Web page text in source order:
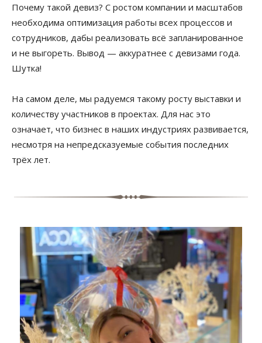
Почему такой девиз? С ростом компании и масштабов
необходима оптимизация работы всех процессов и
сотрудников, дабы реализовать всё запланированное
и не выгореть. Вывод — аккуратнее с девизами года.
Шутка!
На самом деле, мы радуемся такому росту выставки и
количеству участников в проектах. Для нас это
означает, что бизнес в наших индустриях развивается,
несмотря на непредсказуемые события последних
трёх лет.